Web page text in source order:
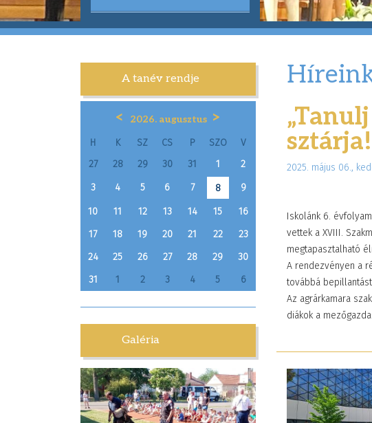
A tanév rendje
< 2026. augusztus >
H K SZ CS P SZO
V
27
28 29 30 31 1
2
3
4 5 6 7 8 9
10 11 12 13 14 15
16
17
18 19 20 21 22
23
24
25 26 27 28 29
30
31
1 2 3 4 5 6
Galéria
2025. május 06.,
Iskolánk 6.
vettek a XVIII.
megtapasztalható
A rendezvényen a
továbbá
Az agrárkamara
diákok a